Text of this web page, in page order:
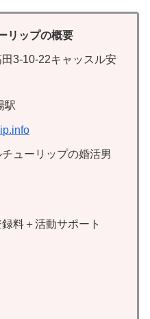
リップの概要
3-10-22キャッスル安
駅
ューリップの婚活男
料＋活動サポート